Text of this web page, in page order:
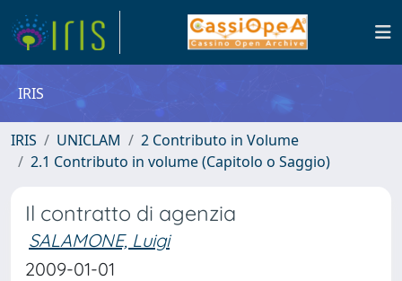
IRIS
IRIS UNICLAM
2 Contributo in Volume
2.1 Contributo in volume (Capitolo o Saggio)
Il contratto di agenzia
SALAMONE, Luigi
2009-01-01